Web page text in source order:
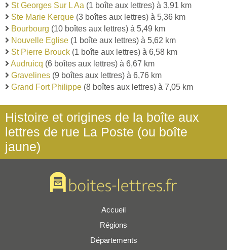
St Georges Sur L Aa (1 boîte aux lettres) à 3,91 km
Ste Marie Kerque (3 boîtes aux lettres) à 5,36 km
Bourbourg (10 boîtes aux lettres) à 5,49 km
Nouvelle Eglise (1 boîte aux lettres) à 5,62 km
St Pierre Brouck (1 boîte aux lettres) à 6,58 km
Audruicq (6 boîtes aux lettres) à 6,67 km
Gravelines (9 boîtes aux lettres) à 6,76 km
Grand Fort Philippe (8 boîtes aux lettres) à 7,05 km
Histoire et origines de la boîte aux
lettres de rue La Poste (ou boîte
jaune)
Accueil
Régions
Départements